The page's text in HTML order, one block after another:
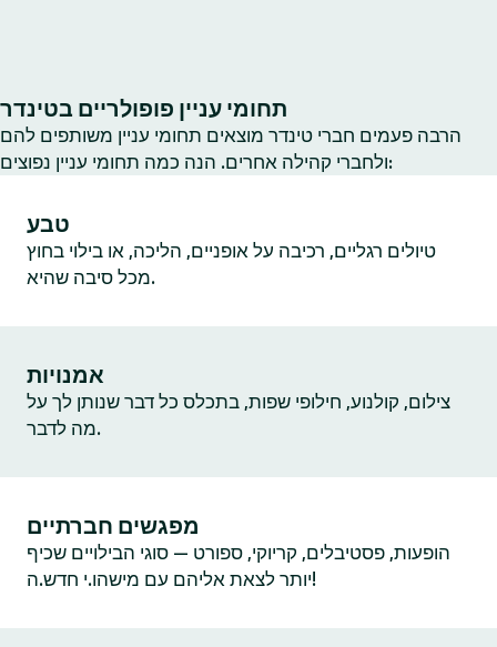
תחומי עניין פופולריים בטינדר
הרבה פעמים חברי טינדר מוצאים תחומי עניין משותפים להם
ולחברי קהילה אחרים. הנה כמה תחומי עניין נפוצים:
טבע
טיולים רגליים, רכיבה על אופניים, הליכה, או בילוי בחוץ
מכל סיבה שהיא.
אמנויות
צילום, קולנוע, חילופי שפות, בתכלס כל דבר שנותן לך על
מה לדבר.
מפגשים חברתיים
הופעות, פסטיבלים, קריוקי, ספורט — סוגי הבילויים שכיף
יותר לצאת אליהם עם מישהו.י חדש.ה!